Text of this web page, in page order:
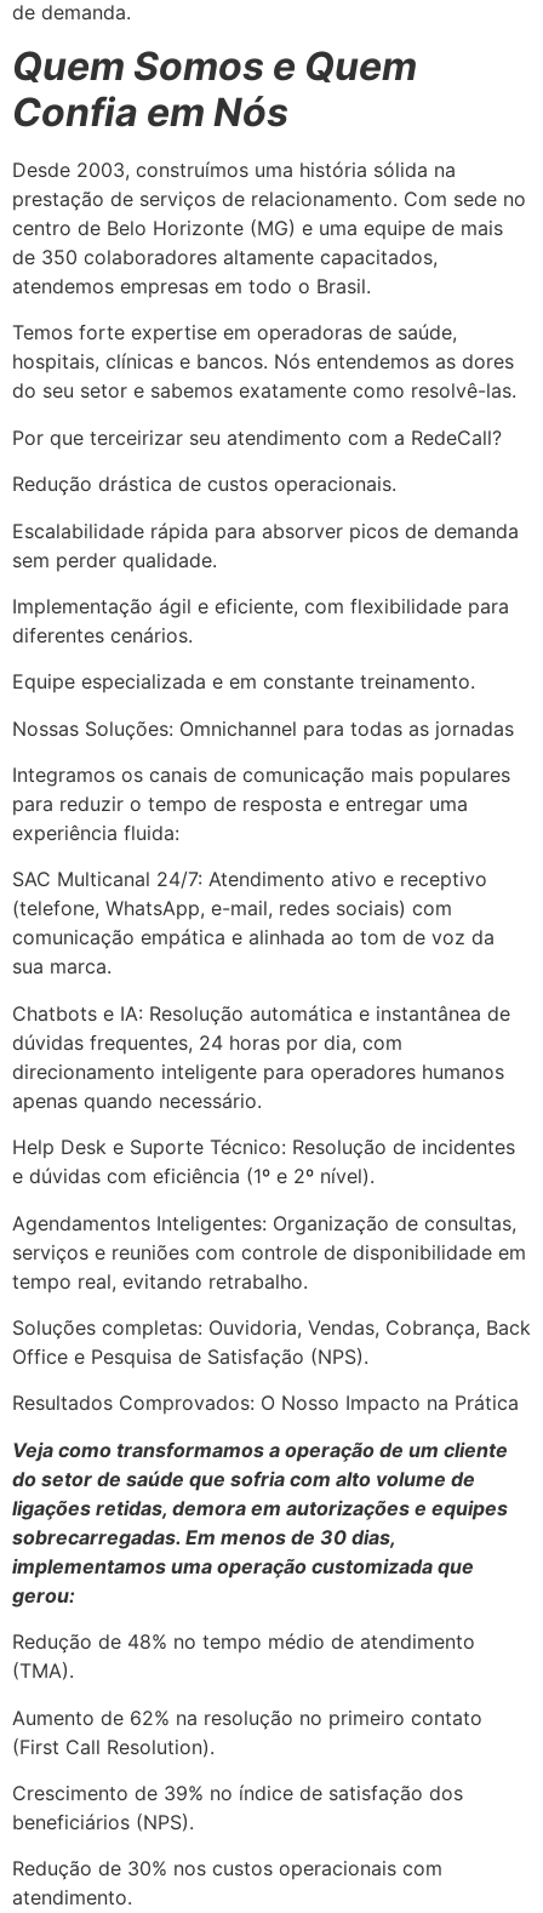
de demanda.
Quem Somos e Quem
Confia em Nós
Desde 2003, construímos uma história sólida na
prestação de serviços de relacionamento. Com sede no
centro de Belo Horizonte (MG) e uma equipe de mais
de 350 colaboradores altamente capacitados,
atendemos empresas em todo o Brasil.
Temos forte expertise em operadoras de saúde,
hospitais, clínicas e bancos. Nós entendemos as dores
do seu setor e sabemos exatamente como resolvê-las.
Por que terceirizar seu atendimento com a RedeCall?
Redução drástica de custos operacionais.
Escalabilidade rápida para absorver picos de demanda
sem perder qualidade.
Implementação ágil e eficiente, com flexibilidade para
diferentes cenários.
Equipe especializada e em constante treinamento.
Nossas Soluções: Omnichannel para todas as jornadas
Integramos os canais de comunicação mais populares
para reduzir o tempo de resposta e entregar uma
experiência fluida:
SAC Multicanal 24/7: Atendimento ativo e receptivo
(telefone, WhatsApp, e-mail, redes sociais) com
comunicação empática e alinhada ao tom de voz da
sua marca.
Chatbots e IA: Resolução automática e instantânea de
dúvidas frequentes, 24 horas por dia, com
direcionamento inteligente para operadores humanos
apenas quando necessário.
Help Desk e Suporte Técnico: Resolução de incidentes
e dúvidas com eficiência (1º e 2º nível).
Agendamentos Inteligentes: Organização de consultas,
serviços e reuniões com controle de disponibilidade em
tempo real, evitando retrabalho.
Soluções completas: Ouvidoria, Vendas, Cobrança, Back
Office e Pesquisa de Satisfação (NPS).
Resultados Comprovados: O Nosso Impacto na Prática
Veja como transformamos a operação de um cliente
do setor de saúde que sofria com alto volume de
ligações retidas, demora em autorizações e equipes
sobrecarregadas. Em menos de 30 dias,
implementamos uma operação customizada que
gerou:
Redução de 48% no tempo médio de atendimento
(TMA).
Aumento de 62% na resolução no primeiro contato
(First Call Resolution).
Crescimento de 39% no índice de satisfação dos
beneficiários (NPS).
Redução de 30% nos custos operacionais com
atendimento.